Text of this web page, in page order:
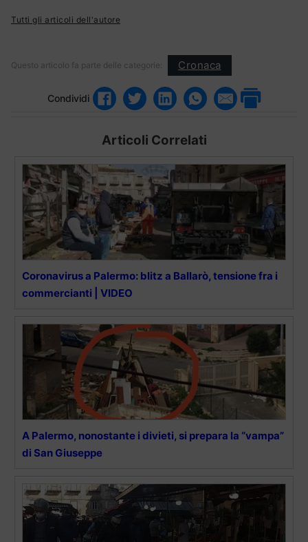
Tutti gli articoli dell'autore
Questo articolo fa parte delle categorie: Cronaca
Condividi
Articoli Correlati
Coronavirus a Palermo: blitz a Ballarò, tensione fra i
commercianti | VIDEO
A Palermo, nonostante i divieti, si prepara la “vampa”
di San Giuseppe